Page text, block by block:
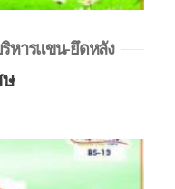
หารแขน-ยึดหลัง
ษ